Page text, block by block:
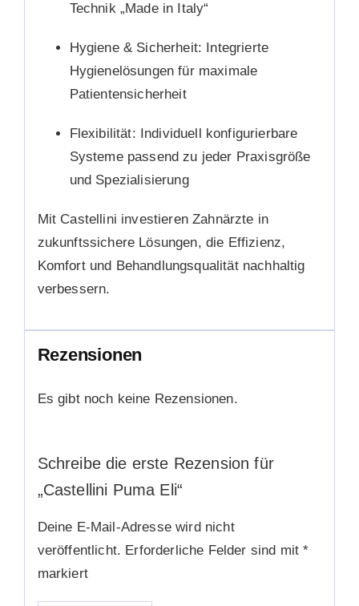
Technik „Made in Italy“
Hygiene & Sicherheit: Integrierte
Hygienelösungen für maximale
Patientensicherheit
Flexibilität: Individuell konfigurierbare
Systeme passend zu jeder Praxisgröße
und Spezialisierung
Mit Castellini investieren Zahnärzte in
zukunftssichere Lösungen, die Effizienz,
Komfort und Behandlungsqualität nachhaltig
verbessern.
Rezensionen
Es gibt noch keine Rezensionen.
Schreibe die erste Rezension für
„Castellini Puma Eli“
Deine E-Mail-Adresse wird nicht
veröffentlicht. Erforderliche Felder sind mit*
markiert